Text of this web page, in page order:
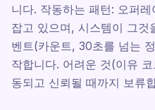
니다. 작동하는 패턴: 오퍼
잡고 있으며, 시스템이 그것
벤트(카운트, 30초를 넘는
작합니다. 어려운 것(이유
동되고 신뢰될 때까지 보류